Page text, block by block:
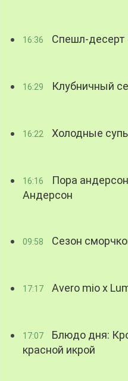
16:36 Спешл-десерт
16:29 Клубничный
16:22 Холодные
16:16
Пора
Андерсон
09:58 Сезон
17:17 Avero mio x
17:07
Блюдо дня:
красной икрой